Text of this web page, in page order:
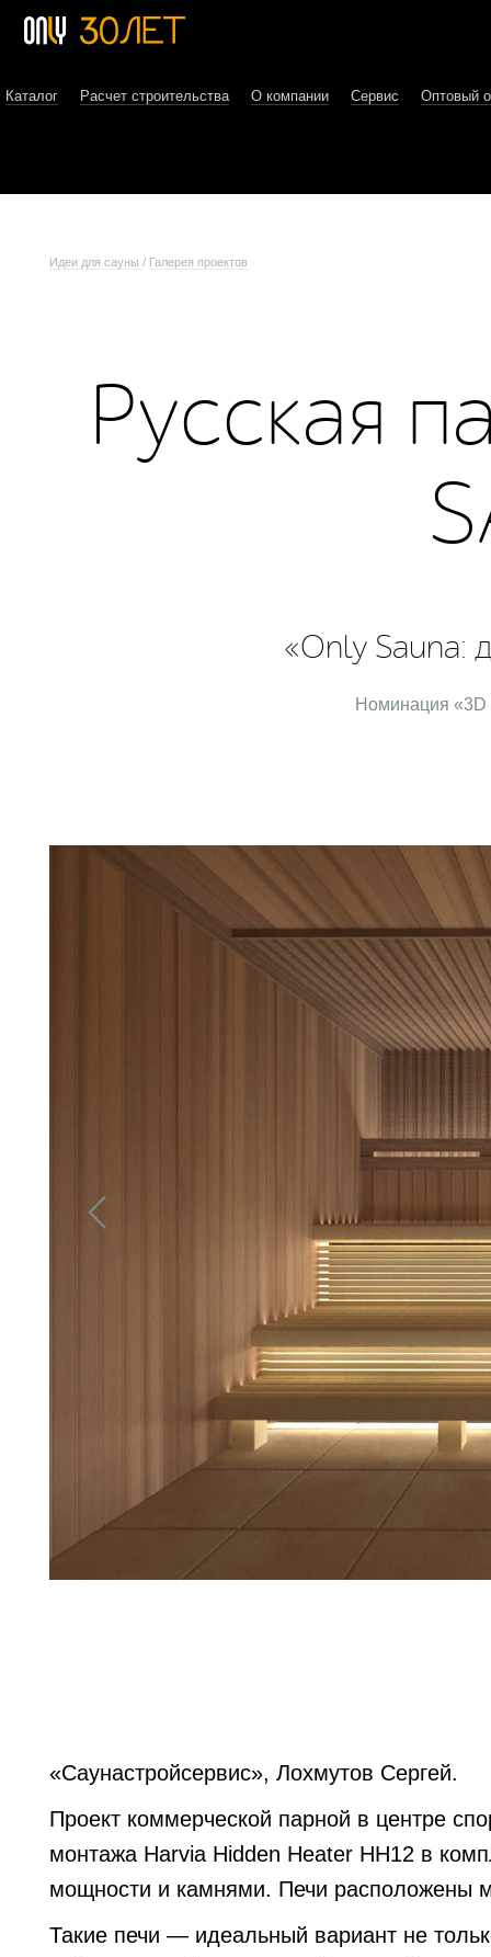
Каталог Расчет строительства О компании Сервис Оптовый
Идеи для сауны / Галерея проектов
Русская
«Only Sauna:
Номинация «3D
«Саунастройсервис», Лохмутов Сергей.
Проект коммерческой парной в центре
монтажа Harvia Hidden Heater HH12 в
мощности и камнями. Печи расположены
Такие печи — идеальный вариант не